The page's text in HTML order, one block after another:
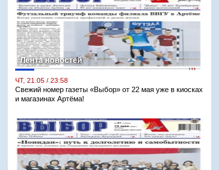
Лента новостей
ЧТ, 21.05 / 23:58
Свежий номер газеты «Выбор» от 22 мая уже в киосках
и магазинах Артёма!